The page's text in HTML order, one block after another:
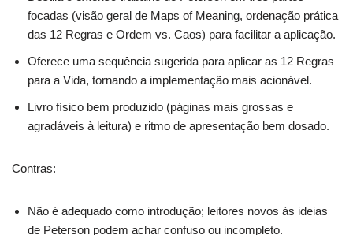
focadas (visão geral de Maps of Meaning, ordenação prática
das 12 Regras e Ordem vs. Caos) para facilitar a aplicação.
Oferece uma sequência sugerida para aplicar as 12 Regras
para a Vida, tornando a implementação mais acionável.
Livro físico bem produzido (páginas mais grossas e
agradáveis à leitura) e ritmo de apresentação bem dosado.
Contras:
Não é adequado como introdução; leitores novos às ideias
de Peterson podem achar confuso ou incompleto.